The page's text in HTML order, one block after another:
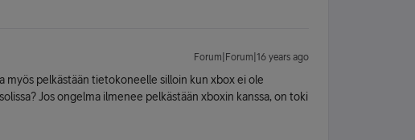
Forum|Forum|16 years ago
myös pelkästään tietokoneelle silloin kun xbox ei ole
Jos ongelma ilmenee pelkästään xboxin kanssa, on toki